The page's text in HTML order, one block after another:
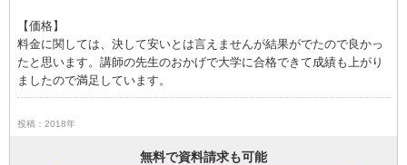
【価格】
料金に関しては、決して安いとは言えませんが結果がでたので良かっ
たと思います。講師の先生のおかげで大学に合格できて成績も上がり
ましたので満足しています。
投稿：2018年
無料で資料請求も可能